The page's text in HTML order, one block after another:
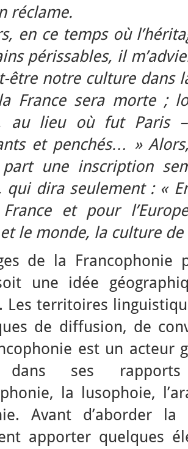
réclame.
en ce temps où
périssables, il
être notre culture dans
France sera morte ;
au lieu où fut Paris
et penchés… »
une inscription
qui dira seulement : «
et pour
et le monde, la culture
de la Francophonie
une idée
Les territoires
de diffusion, de
est un acteur
dans ses rapports
la lusophoie,
Avant d’aborder
apporter quelques